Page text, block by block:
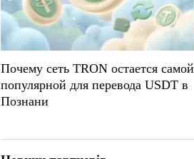
Почему сеть TRON остается самой
популярной для перевода USDT в
Познани